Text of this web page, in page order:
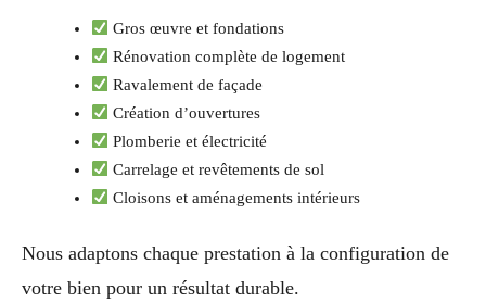
Gros œuvre et fondations
Rénovation complète de logement
Ravalement de façade
Création d’ouvertures
Plomberie et électricité
Carrelage et revêtements de sol
Cloisons et aménagements intérieurs
Nous adaptons chaque prestation à la configuration de
votre bien pour un résultat durable.